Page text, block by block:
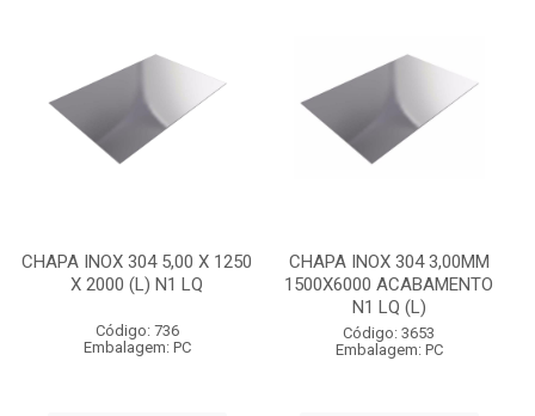
CHAPA INOX 304 5,00 X 1250
X 2000 (L) N1 LQ
Código: 736
Embalagem: PC
CHAPA INOX 304 3,00MM
1500X6000 ACABAMENTO
N1 LQ (L)
Código: 3653
Embalagem: PC